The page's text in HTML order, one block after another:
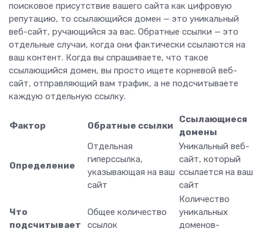
поисковое присутствие вашего сайта как цифровую
репутацию, то ссылающийся домен — это уникальный
веб-сайт, ручающийся за вас. Обратные ссылки — это
отдельные случаи, когда они фактически ссылаются на
ваш контент. Когда вы спрашиваете, что такое
ссылающийся домен, вы просто ищете корневой веб-
сайт, отправляющий вам трафик, а не подсчитываете
каждую отдельную ссылку.
Фактор Обратные ссылки
Ссылающиеся
домены
Определение
Отдельная
гиперссылка,
указывающая на ваш
сайт
Уникальный веб-
сайт, который
ссылается на ваш
сайт
Что
подсчитывает
Общее количество
ссылок
Количество
уникальных
доменов-